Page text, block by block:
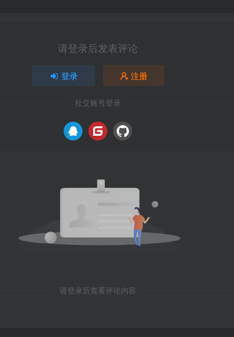
请登录后发表评论
登录 注册
社交账号登录
请登录后查看评论内容